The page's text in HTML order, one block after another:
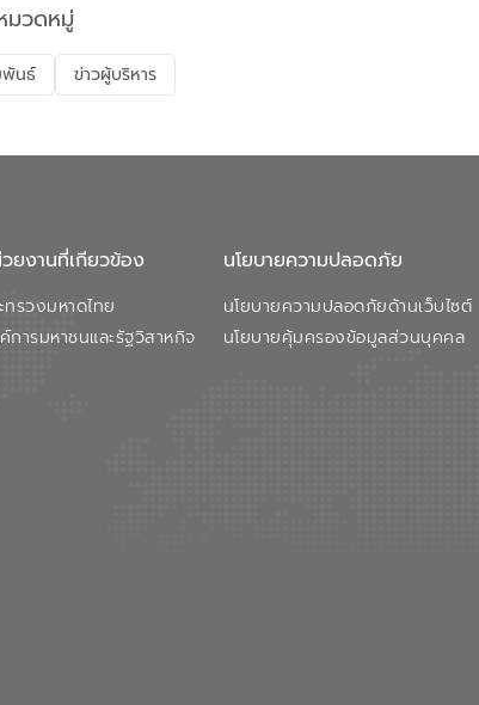
มวดหมู่
พันธ์ ข่าวผู้บริหาร
ยงานที่เกียวข้อง
ทรวงมหาดไทย
การมหาชนและรัฐวิสาหกิจ
นโยบายความปลอดภัย
นโยบายความปลอดภัยด้านเว็บไซต์
นโยบายคุ้มครองข้อมูลส่วนบุคคล